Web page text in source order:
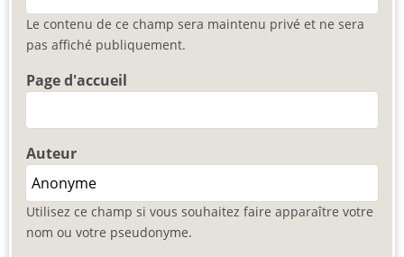
Le contenu de ce champ sera maintenu privé et ne sera
pas affiché publiquement.
Page d'accueil
Auteur
Utilisez ce champ si vous souhaitez faire apparaître votre
nom ou votre pseudonyme.